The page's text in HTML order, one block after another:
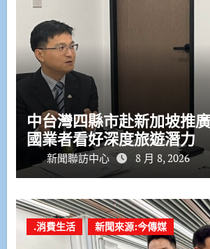
中台灣四縣市赴新加坡推
國業者看好深度旅遊潛力
新聞聯訪中心 8 月 8, 2026
.消費生活 新聞來源:今傳媒